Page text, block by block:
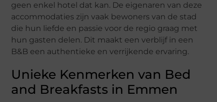
geen enkel hotel dat kan. De eigenaren van deze
accommodaties zijn vaak bewoners van de stad
die hun liefde en passie voor de regio graag met
hun gasten delen. Dit maakt een verblijf in een
B&B een authentieke en verrijkende ervaring.
Unieke Kenmerken van Bed
and Breakfasts in Emmen